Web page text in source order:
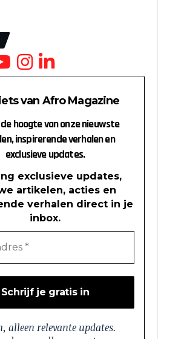
van Afro Magazine
hoogte van onze nieuwste
inspirerende verhalen en
exclusieve updates.
exclusieve updates,
artikelen, acties en
verhalen direct in je
inbox.
alleen relevante updates.